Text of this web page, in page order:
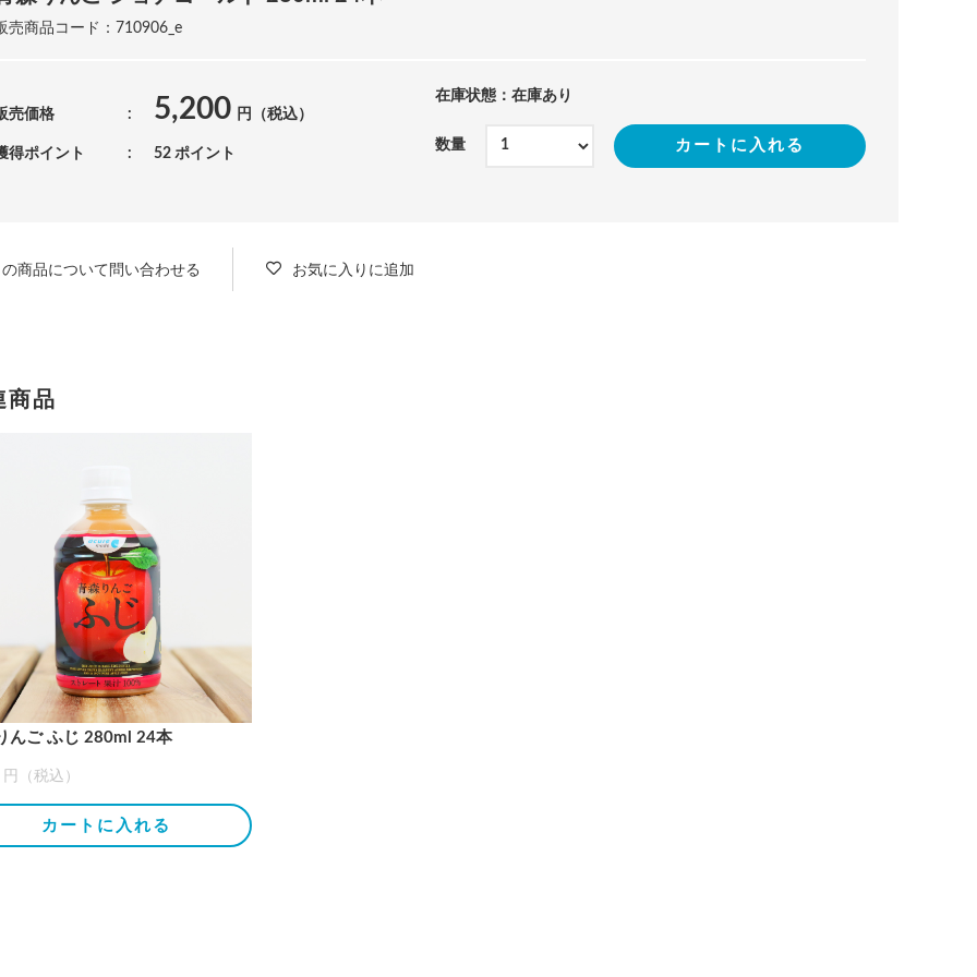
売商品コード：710906_e
売価格 5,200 円（税込）
得ポイント 52 ポイント
在庫状態：在庫あり
数量 カートに入れる
商品について問い合わせる お気に入りに追加
商品
んご ふじ 280ml 24本
（税込）
カートに入れる